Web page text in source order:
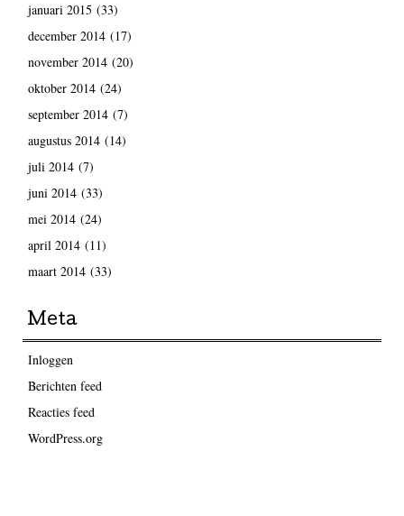
januari 2015 (33)
december 2014(17)
november 2014(20)
oktober 2014(24)
september 2014(7)
augustus 2014(14)
juli 2014(7)
juni 2014(33)
mei 2014(24)
april 2014(11)
maart 2014(33)
Meta
Inloggen
Berichten feed
Reacties feed
WordPress.org